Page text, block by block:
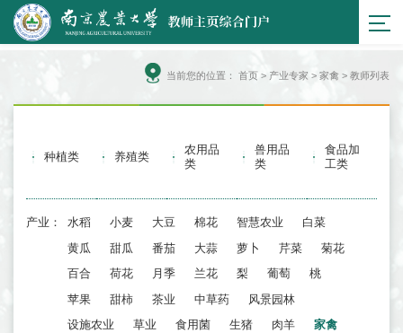
当前您的位置： 首页 > 产业专家 > 家禽 > 教师列表
种植类 养殖类
农用品
类
兽用品
类
食品加
工类
产业： 水稻 小麦 大豆 棉花 智慧农业 白菜
黄瓜 甜瓜 番茄 大蒜 萝卜 芹菜 菊花
百合 荷花 月季 兰花 梨 葡萄 桃
苹果 甜柿 茶业 中草药 风景园林
设施农业 草业 食用菌 生猪 肉羊 家禽